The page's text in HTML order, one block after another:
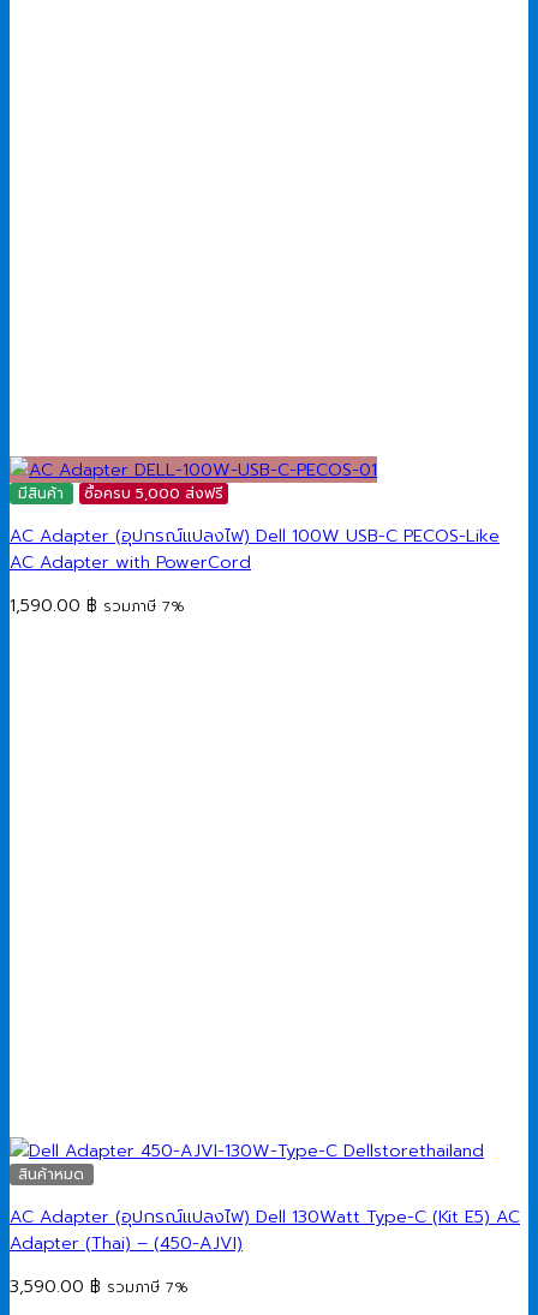
มีสินค้า ซื้อครบ 5,000 ส่งฟรี
AC Adapter (อุปกรณ์แปลงไฟ) Dell 100W USB-C PECOS-Like
AC Adapter with PowerCord
1,590.00 ฿ รวมภาษี 7%
สินค้าหมด
AC Adapter (อุปกรณ์แปลงไฟ) Dell 130Watt Type-C (Kit E5) AC
Adapter (Thai) – (450-AJVI)
3,590.00 ฿ รวมภาษี 7%